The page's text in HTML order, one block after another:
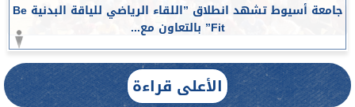
جامعة أسيوط تشهد انطلاق ”اللقاء الرياضي للياقة البدنية Be
Fit” بالتعاون مع...
الأعلى قراءة